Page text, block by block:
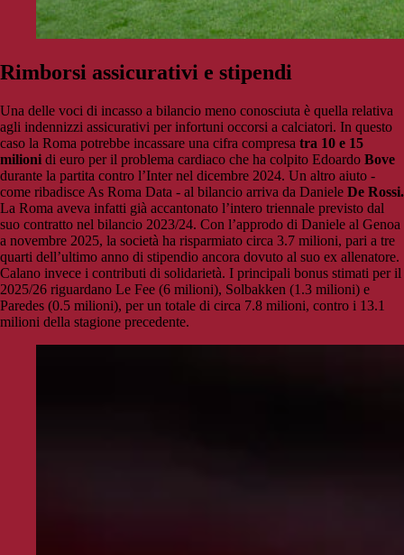
Rimborsi assicurativi e stipendi
Una delle voci di incasso a bilancio meno conosciuta è quella relativa
agli indennizzi assicurativi per infortuni occorsi a calciatori. In questo
caso la Roma potrebbe incassare una cifra compresa tra 10 e 15
milioni di euro per il problema cardiaco che ha colpito Edoardo Bove
durante la partita contro l’Inter nel dicembre 2024. Un altro aiuto -
come ribadisce As Roma Data - al bilancio arriva da Daniele De Rossi.
La Roma aveva infatti già accantonato l’intero triennale previsto dal
suo contratto nel bilancio 2023/24. Con l’approdo di Daniele al Genoa
a novembre 2025, la società ha risparmiato circa 3.7 milioni, pari a tre
quarti dell’ultimo anno di stipendio ancora dovuto al suo ex allenatore.
Calano invece i contributi di solidarietà. I principali bonus stimati per il
2025/26 riguardano Le Fee (6 milioni), Solbakken (1.3 milioni) e
Paredes (0.5 milioni), per un totale di circa 7.8 milioni, contro i 13.1
milioni della stagione precedente.